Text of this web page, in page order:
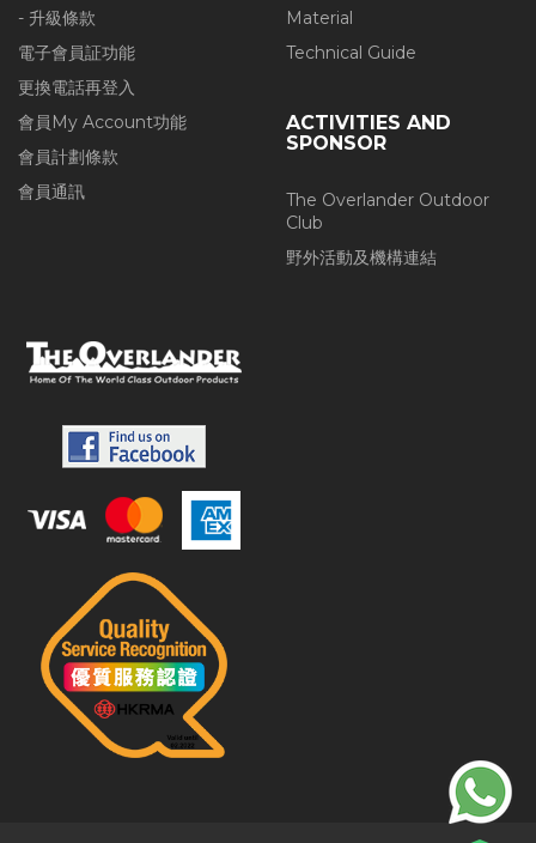
- 升級條款
電子會員証功能
更換電話再登入
會員My Account功能
會員計劃條款
會員通訊
Material
Technical Guide
ACTIVITIES AND
SPONSOR
The Overlander Outdoor
Club
野外活動及機構連結